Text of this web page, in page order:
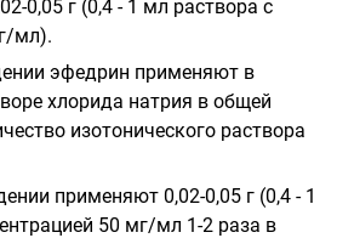
0,05 г (0,4 - 1 мл раствора с
мл).
эфедрин применяют в
хлорида натрия в общей
изотонического раствора
применяют 0,02-0,05 г (0,4 - 1
50 мг/мл 1-2 раза в